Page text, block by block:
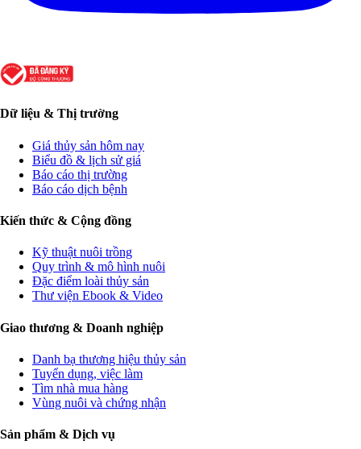
Dữ liệu & Thị trường
Giá thủy sản hôm nay
Biểu đồ & lịch sử giá
Báo cáo thị trường
Báo cáo dịch bệnh
Kiến thức & Cộng đồng
Kỹ thuật nuôi trồng
Quy trình & mô hình nuôi
Đặc điểm loài thủy sản
Thư viện Ebook & Video
Giao thương & Doanh nghiệp
Danh bạ thương hiệu thủy sản
Tuyển dụng, việc làm
Tìm nhà mua hàng
Vùng nuôi và chứng nhận
Sản phẩm & Dịch vụ